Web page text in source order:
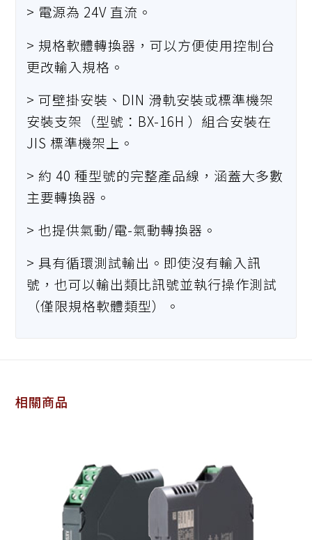
> 電源為 24V 直流。
> 規格軟體轉換器，可以方便使用控制台
更改輸入規格。
> 可壁掛安裝、DIN 滑軌安裝或標準機架
安裝支架（型號： BX-16H ）組合安裝在
JIS 標準機架上。
> 約 40 種型號的完整產品線，涵蓋大多數
主要轉換器。
> 也提供氣動/電-氣動轉換器。
> 具有循環測試輸出。即使沒有輸入訊
號，也可以輸出類比訊號並執行操作測試
（僅限規格軟體類型）。
相關商品